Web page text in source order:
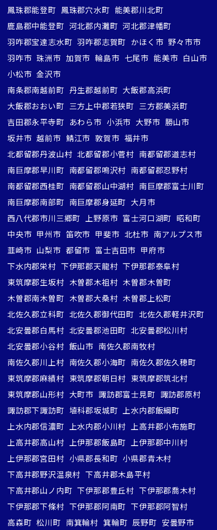
鳳珠郡能登町 鳳珠郡穴水町 能美郡川北町
鹿島郡中能登町 河北郡内灘町 河北郡津幡町
羽咋郡宝達志水町 羽咋郡志賀町 かほく市 野々市市
羽咋市 珠洲市 加賀市 輪島市 七尾市 能美市 白山市
小松市 金沢市
南条郡南越前町 丹生郡越前町 大飯郡高浜町
大飯郡おおい町 三方上中郡若狭町 三方郡美浜町
吉田郡永平寺町 あわら市 小浜市 大野市 勝山市
坂井市 越前市 鯖江市 敦賀市 福井市
北都留郡丹波山村 北都留郡小菅村 南都留郡道志村
南巨摩郡早川町 南都留郡鳴沢村 南都留郡忍野村
南都留郡西桂町 南都留郡山中湖村 南巨摩郡富士川町
南巨摩郡南部町 南巨摩郡身延町 大月市
西八代郡市川三郷町 上野原市 富士河口湖町 昭和町
中央市 甲州市 笛吹市 甲斐市 北杜市 南アルプス市
韮崎市 山梨市 都留市 富士吉田市 甲府市
下水内郡栄村 下伊那郡天龍村 下伊那郡泰阜村
東筑摩郡生坂村 木曽郡木祖村 木曽郡木曽町
木曽郡南木曽町 木曽郡大桑村 木曽郡上松町
北佐久郡立科町 北佐久郡御代田町 北佐久郡軽井沢町
北安曇郡白馬村 北安曇郡池田町 北安曇郡松川村
北安曇郡小谷村 飯山市 南佐久郡南牧村
南佐久郡川上村 南佐久郡小海町 南佐久郡佐久穂町
東筑摩郡麻績村 東筑摩郡朝日村 東筑摩郡筑北村
東筑摩郡山形村 大町市 諏訪郡富士見町 諏訪郡原村
諏訪郡下諏訪町 埴科郡坂城町 上水内郡飯綱町
上水内郡信濃町 上水内郡小川村 上高井郡小布施町
上高井郡高山村 上伊那郡飯島町 上伊那郡中川村
上伊那郡宮田村 小県郡長和町 小県郡青木村
下高井郡野沢温泉村 下高井郡木島平村
下高井郡山ノ内町 下伊那郡豊丘村 下伊那郡喬木村
下伊那郡下條村 下伊那郡阿南町 下伊那郡阿智村
高森町 松川町 南箕輪村 箕輪町 辰野町 安曇野市